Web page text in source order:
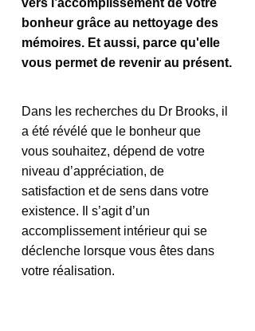
vers l’accomplissement de votre
bonheur grâce au nettoyage des
mémoires. Et aussi, parce qu'elle
vous permet de revenir au présent.
Dans les recherches du Dr Brooks, il
a été révélé que le bonheur que
vous souhaitez, dépend de votre
niveau d’appréciation, de
satisfaction et de sens dans votre
existence. Il s’agit d’un
accomplissement intérieur qui se
déclenche lorsque vous êtes dans
votre réalisation.